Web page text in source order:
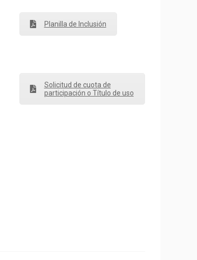
Planilla de Inclusión
Solicitud de cuota de
participación o Título de uso